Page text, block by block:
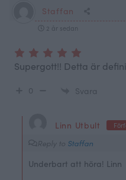
Staffan
2 år sedan
Supergott!! Detta är
0 Svara
Linn Utbult
Reply to Staffan
Underbart att höra! Linn